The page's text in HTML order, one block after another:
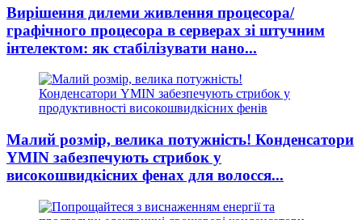
Вирішення дилеми живлення процесора/
графічного процесора в серверах зі штучним
інтелектом: як стабілізувати нано...
Малий розмір, велика потужність! Конденсатори
YMIN забезпечують стрибок у
високошвидкісних фенах для волосся...